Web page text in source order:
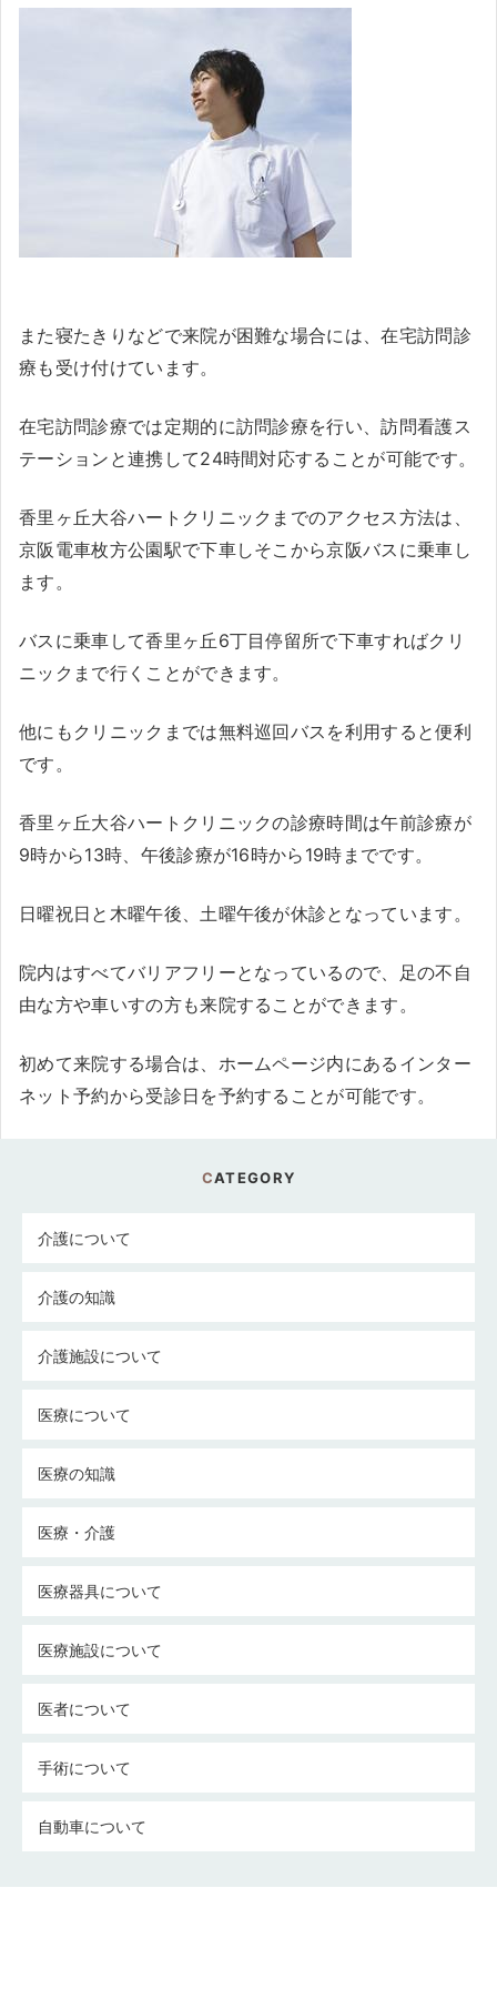
また寝たきりなどで来院が困難な場合には、在宅訪問診
療も受け付けています。
在宅訪問診療では定期的に訪問診療を行い、訪問看護ス
テーションと連携して24時間対応することが可能です。
香里ヶ丘大谷ハートクリニックまでのアクセス方法は、
京阪電車枚方公園駅で下車しそこから京阪バスに乗車し
ます。
バスに乗車して香里ヶ丘6丁目停留所で下車すればクリ
ニックまで行くことができます。
他にもクリニックまでは無料巡回バスを利用すると便利
です。
香里ヶ丘大谷ハートクリニックの診療時間は午前診療が
9時から13時、午後診療が16時から19時までです。
日曜祝日と木曜午後、土曜午後が休診となっています。
院内はすべてバリアフリーとなっているので、足の不自
由な方や車いすの方も来院することができます。
初めて来院する場合は、ホームページ内にあるインター
ネット予約から受診日を予約することが可能です。
CATEGORY
介護について
介護の知識
介護施設について
医療について
医療の知識
医療・介護
医療器具について
医療施設について
医者について
手術について
自動車について